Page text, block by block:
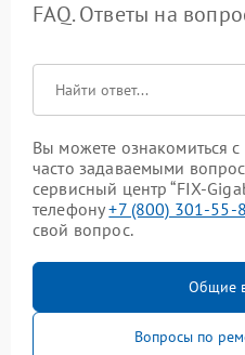
FAQ. Ответы на
Вы можете ознакомиться
часто задаваемыми
сервисный центр “FIX-
телефону+7 (800) 301-55-
свой вопрос.
Общие
Вопросы по